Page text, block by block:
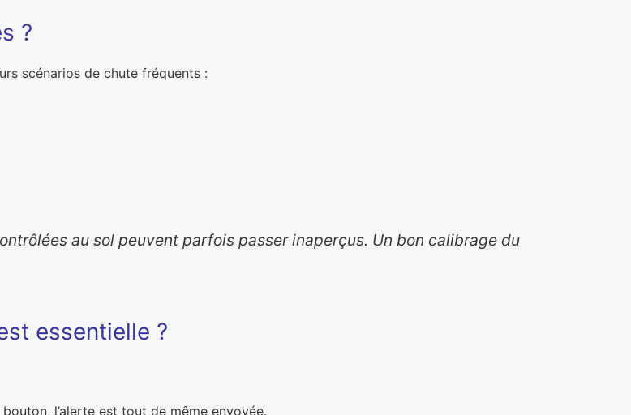
?
scénarios de chute fréquents :
au sol peuvent parfois passer inaperçus. Un bon calibrage du
essentielle ?
l’alerte est tout de même envoyée.